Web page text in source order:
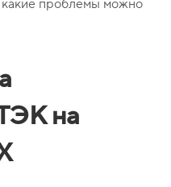
проблемы можно
на